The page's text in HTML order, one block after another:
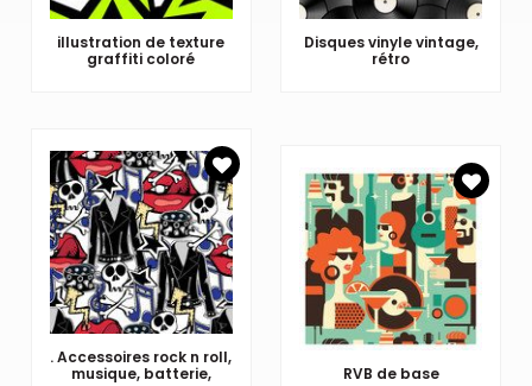
illustration de texture
graffiti coloré
Disques vinyle vintage,
rétro
. Accessoires rock n roll,
musique, batterie,
RVB de base